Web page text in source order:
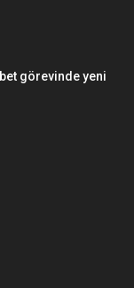
görevinde yeni